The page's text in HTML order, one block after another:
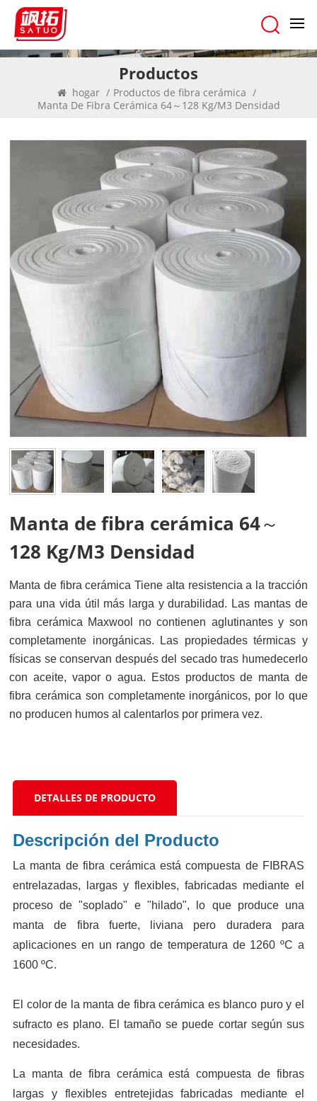
Productos
hogar / Productos de fibra cerámica /
Manta De Fibra Cerámica 64～128 Kg/M3 Densidad
Manta de fibra cerámica 64～
128 Kg/M3 Densidad
Manta de fibra cerámicaTiene alta resistencia a la tracción
para una vida útil más larga y durabilidad. Las mantas de
fibra cerámica Maxwool no contienen aglutinantes y son
completamente inorgánicas. Las propiedades térmicas y
físicas se conservan después del secado tras humedecerlo
con aceite, vapor o agua. Estos productos de manta de
fibra cerámica son completamente inorgánicos, por lo que
no producen humos al calentarlos por primera vez.
DETALLES DE PRODUCTO
Descripción del Producto
La manta de fibra cerámica está compuesta de FIBRAS
entrelazadas, largas y flexibles, fabricadas mediante el
proceso de "soplado" e "hilado", lo que produce una
manta de fibra fuerte, liviana pero duradera para
aplicaciones en un rango de temperatura de 1260 ºC a
1600 ºC.
El color de la manta de fibra cerámica es blanco puro y el
sufracto es plano. El tamaño se puede cortar según sus
necesidades.
La manta de fibra cerámica está compuesta de fibras
largas y flexibles entretejidas fabricadas mediante el